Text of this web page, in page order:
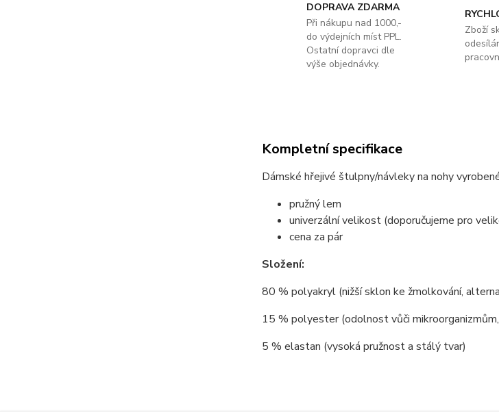
DOPRAVA ZDARMA
Při nákupu nad 1000,-
do výdejních míst PPL.
Ostatní dopravci dle
výše objednávky.
Zboží
Kompletní specifikace
Dámské hřejivé štulpny/návleky na nohy
pružný lem
univerzální velikost (doporučujeme pro
cena za pár
Složení:
80 % polyakryl (nižší sklon ke žmolkování,
15 % polyester (odolnost vůči
5 % elastan (vysoká pružnost a stálý tvar)